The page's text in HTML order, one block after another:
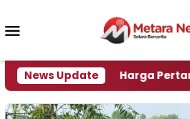
konten
News Update
Air Harga Pertamax